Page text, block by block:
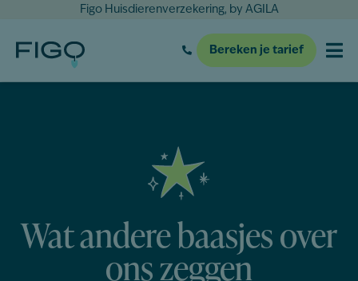
Figo Huisdierenverzekering, by AGILA
Bereken je tarief
Wat andere baasjes over
ons zeggen